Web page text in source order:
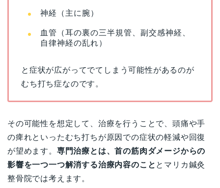
神経（主に腕）
血管（耳の裏の三半規管、副交感神経、
自律神経の乱れ）
と症状が広がってでてしまう可能性があるのが
むち打ち症なのです。
その可能性を想定して、治療を行うことで、頭痛や手
の痺れといったむち打ちが原因での症状の軽減や回復
が望めます。 専門治療とは、首の筋肉ダメージからの
影響を一つ一つ解消する治療内容のこと とマリカ鍼灸
整骨院では考えます。